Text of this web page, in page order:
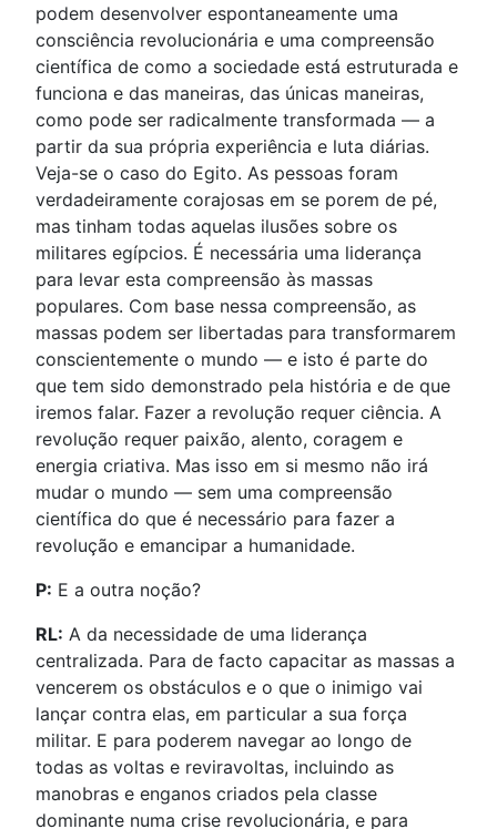
podem desenvolver espontaneamente uma
consciência revolucionária e uma compreensão
científica de como a sociedade está estruturada e
funciona e das maneiras, das únicas maneiras,
como pode ser radicalmente transformada — a
partir da sua própria experiência e luta diárias.
Veja-se o caso do Egito. As pessoas foram
verdadeiramente corajosas em se porem de pé,
mas tinham todas aquelas ilusões sobre os
militares egípcios. É necessária uma liderança
para levar esta compreensão às massas
populares. Com base nessa compreensão, as
massas podem ser libertadas para transformarem
conscientemente o mundo — e isto é parte do
que tem sido demonstrado pela história e de que
iremos falar. Fazer a revolução requer ciência. A
revolução requer paixão, alento, coragem e
energia criativa. Mas isso em si mesmo não irá
mudar o mundo — sem uma compreensão
científica do que é necessário para fazer a
revolução e emancipar a humanidade.
P: E a outra noção?
RL: A da necessidade de uma liderança
centralizada. Para de facto capacitar as massas a
vencerem os obstáculos e o que o inimigo vai
lançar contra elas, em particular a sua força
militar. E para poderem navegar ao longo de
todas as voltas e reviravoltas, incluindo as
manobras e enganos criados pela classe
dominante numa crise revolucionária, e para